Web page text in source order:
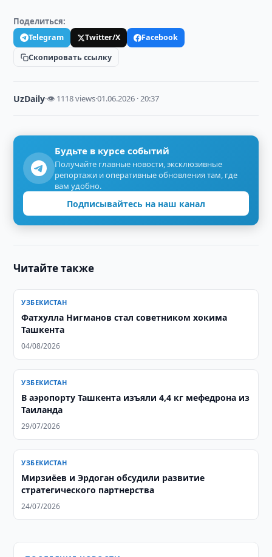
Поделиться:
Telegram Twitter/X
Facebook
Скопировать ссылку
UzDaily·👁 1118 views·01.06.2026 · 20:37
Будьте в курсе событий
Получайте главные новости, эксклюзивные
репортажи и оперативные обновления там, где
вам удобно.
Подписывайтесь на наш канал
Читайте также
УЗБЕКИСТАН
Фатхулла Нигманов стал советником хокима
Ташкента
04/08/2026
УЗБЕКИСТАН
В аэропорту Ташкента изъяли 4,4 кг мефедрона из
Таиланда
29/07/2026
УЗБЕКИСТАН
Мирзиёев и Эрдоган обсудили развитие
стратегического партнерства
24/07/2026